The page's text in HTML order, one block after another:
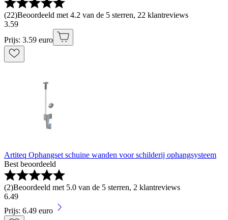
(22)Beoordeeld met 4.2 van de 5 sterren, 22 klantreviews
3.59
Prijs: 3.59 euro
Artiteq Ophangset schuine wanden voor schilderij ophangsysteem
Best beoordeeld
(2)Beoordeeld met 5.0 van de 5 sterren, 2 klantreviews
6.49
Prijs: 6.49 euro